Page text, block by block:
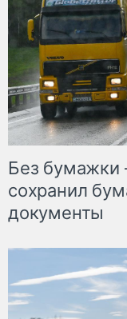
Без бумажки
сохранил
документы